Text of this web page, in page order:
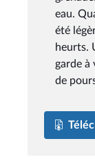
eau.
été
heurts.
garde à
de